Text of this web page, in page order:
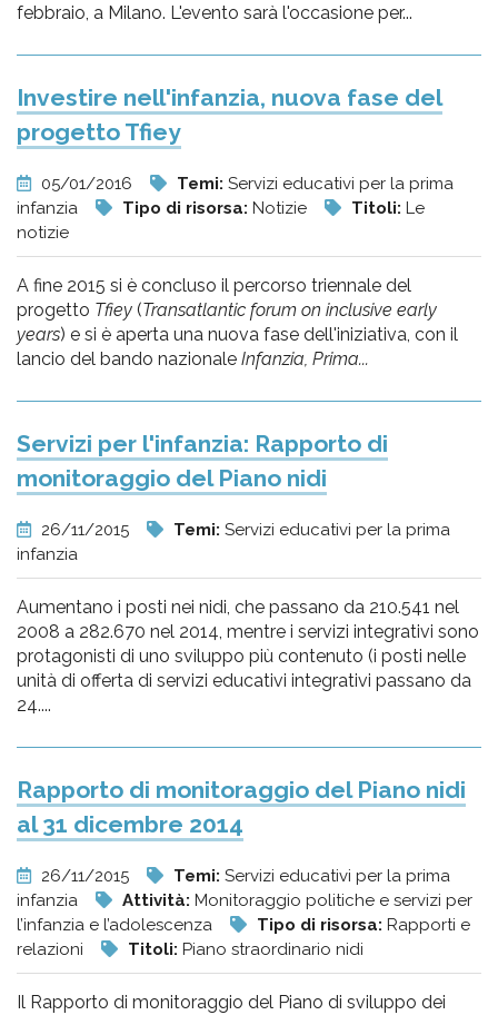
febbraio, a Milano. L'evento sarà l'occasione per...
Investire nell'infanzia, nuova fase del
progetto Tfiey
05/01/2016 Temi: Servizi educativi per la prima
infanzia
Tipo di risorsa: Notizie Titoli: Le
notizie
A fine 2015 si è concluso il percorso triennale del
progetto Tfiey (Transatlantic forum on inclusive early
years) e si è aperta una nuova fase dell'iniziativa, con il
lancio del bando nazionale Infanzia, Prima...
Servizi per l'infanzia: Rapporto di
monitoraggio del Piano nidi
26/11/2015 Temi: Servizi educativi per la prima
infanzia
Aumentano i posti nei nidi, che passano da 210.541 nel
2008 a 282.670 nel 2014, mentre i servizi integrativi sono
protagonisti di uno sviluppo più contenuto (i posti nelle
unità di offerta di servizi educativi integrativi passano da
24....
Rapporto di monitoraggio del Piano nidi
al 31 dicembre 2014
26/11/2015 Temi: Servizi educativi per la prima
infanzia
Attività: Monitoraggio politiche e servizi per
l’infanzia e l’adolescenza
Tipo di risorsa: Rapporti e
relazioni
Titoli: Piano straordinario nidi
Il Rapporto di monitoraggio del Piano di sviluppo dei